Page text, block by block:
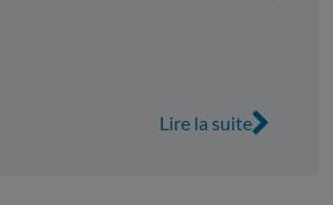
Lire la suite